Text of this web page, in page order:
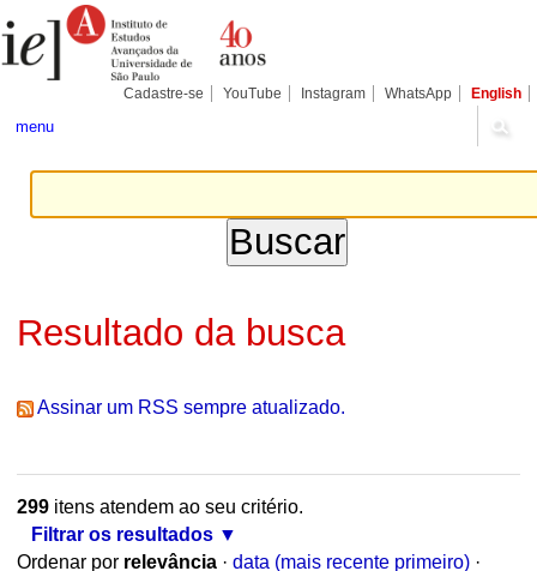
para
conteúdo.
Pessoais
Cadastre-se YouTube Instagram WhatsApp English
menu
Resultado da busca
Assinar um RSS sempre atualizado.
299itens atendem ao seu critério.
Filtrar os resultados
Ordenar por relevância · data (mais recente primeiro) ·